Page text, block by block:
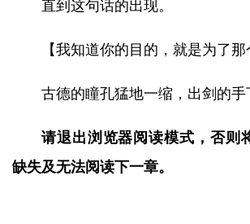
直到这句话的出现。
【我知道你的目的，就是为了那
古德的瞳孔猛地一缩，出剑的手
请退出浏览器阅读模式，否则
缺失及无法阅读下一章。